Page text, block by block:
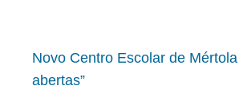
Novo Centro Escolar de
abertas”